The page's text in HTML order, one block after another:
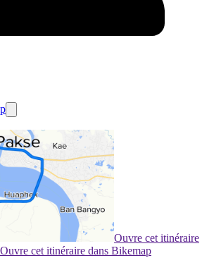
Ouvre cet itinéraire
Ouvre cet itinéraire dans Bikemap